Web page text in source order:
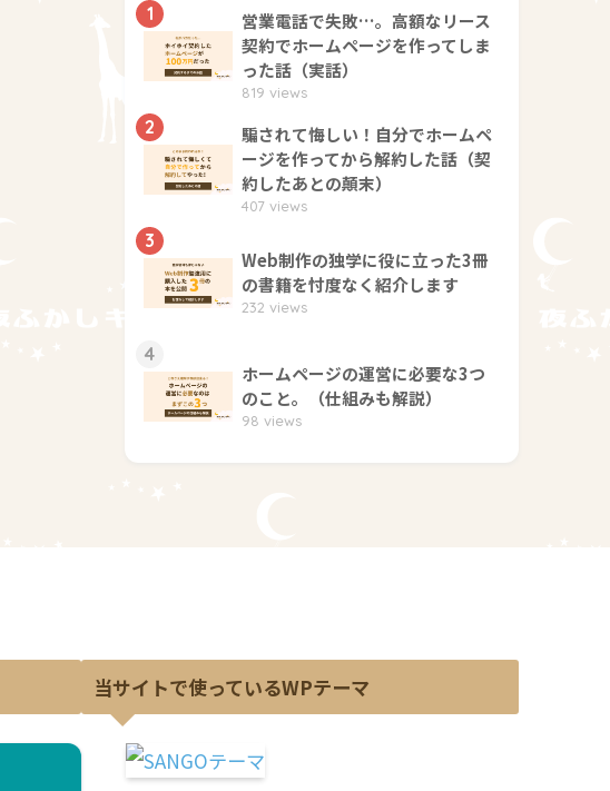
1
営業電話で失敗…。高額なリース
契約でホームページを作ってしま
った話（実話）
819 views
2
騙されて悔しい！自分でホームペ
ージを作ってから解約した話（契
約したあとの顛末）
407 views
3
Web制作の独学に役に立った3冊
の書籍を忖度なく紹介します
232 views
4
ホームページの運営に必要な3つ
のこと。（仕組みも解説）
98 views
当サイトで使っているWPテーマ